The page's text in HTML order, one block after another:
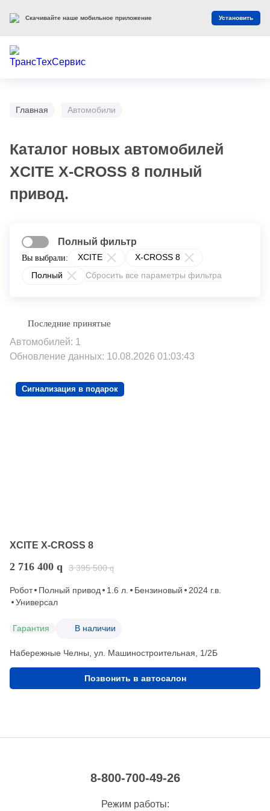
Главная Автомобили
Каталог новых автомобилей
XCITE X-CROSS 8 полный
привод.
Вы выбрали: XCITE
X-CROSS 8
Полный
Сбросить все параметры фильтра
Полный фильтр
Автомобилей: 1
Обновление данных: 10.08.2026 01:03:43
Сигнализация в подарок
XCITE X-CROSS 8
2 716 400 q 3 395 500 q
Робот Полный привод 1.6 л. Бензиновый
2024 г.в.
Универсал
Гарантия В наличии
Набережные Челны, ул. Машиностроительная, 1/2Б
Позвонить в автосалон
8-800-700-49-26
Режим работы:
Скачивайте наше мобильное приложение Установить